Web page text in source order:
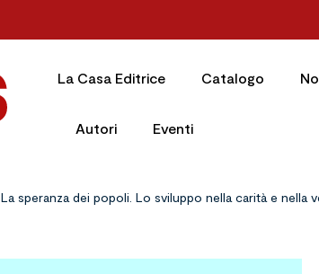
La Casa Editrice Catalogo
Autori Eventi
La speranza dei popoli. Lo sviluppo nella carità e nella